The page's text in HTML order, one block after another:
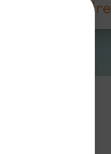
Nous rejoindre